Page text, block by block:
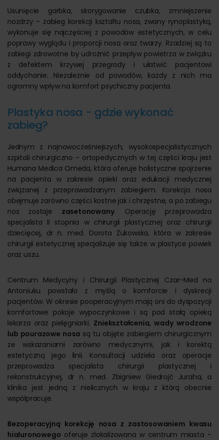
Usunięcie garbka, skorygowanie czubka, zmniejszenie
nozdrzy – zabieg korekcji kształtu nosa, zwany rynoplastyką,
wykonuje się najczęściej z powodów estetycznych, w celu
poprawy wyglądu i proporcji nosa oraz twarzy. Rzadziej są to
zabiegi zdrowotne by udrożnić przepływ powietrza w związku
z defektem krzywej przegrody i ułatwić pacjentowi
oddychanie. Niezależnie od powodów, każdy z nich ma
ogromny wpływ na komfort psychiczny pacjenta.
Plastyka nosa - gdzie wykonać
zabieg?
Jednym z najnowocześniejszych, wysokospecjalistycznych
szpitali chirurgiczno – ortopedycznych w tej części kraju jest
Humana Medica Omeda, która oferuje holistyczne spojrzenie
na pacjenta w zakresie opieki oraz edukacji medycznej
związanej z przeprowadzanym zabiegiem. Korekcja nosa
obejmuje zarówno części kostne jak i chrzęstne, a po zabiegu
nos zostaje zasetonowany. Operację przeprowadza
specjalista II stopnia w chirurgii plastycznej oraz chirurgii
dziecięcej, dr n. med. Dorota Żukowska, która w zakresie
chirurgii estetycznej specjalizuje się także w plastyce powiek
oraz uszu.
Centrum Medycyny i Chirurgii Plastycznej Czar-Med na
Antoniuku powstało z myślą o komforcie i dyskrecji
pacjentów. W okresie pooperacyjnym mają oni do dyspozycji
komfortowe pokoje wypoczynkowe i są pod stałą opieką
lekarza oraz pielęgniarki. Zniekształcenia, wady wrodzone
lub pourazowe nosa są tu objęte zabiegiem chirurgicznym
ze wskazaniami zarówno medycznymi, jak i korektą
estetyczną jego linii. Konsultacji udziela oraz operacje
przeprowadza specjalista chirurgii plastycznej i
rekonstrukcyjnej, dr n. med. Zbigniew Giedrojć Juraha, a
klinika jest jedną z nielicznych w kraju z którą obecnie
współpracuje.
Bezoperacyjną korekcję nosa z zastosowaniem kwasu
hialuronowego oferuje zlokalizowana w centrum miasta –